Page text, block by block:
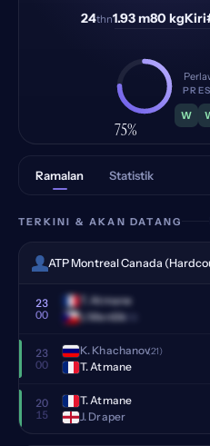
24thn1.93 m80 kgKiri
75%
W
Ramalan Statistik
TERKINI & AKAN DATANG
ATP Montreal Canada
23
00
T. Atmane
J. Menšik(13)
23
00
K. Khachanov(21)
T. Atmane
20
15
T. Atmane
J. Draper